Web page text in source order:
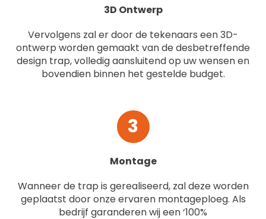
3D Ontwerp
Vervolgens zal er door de tekenaars een 3D-
ontwerp worden gemaakt van de desbetreffende
design trap, volledig aansluitend op uw wensen en
bovendien binnen het gestelde budget.
3
Montage
Wanneer de trap is gerealiseerd, zal deze worden
geplaatst door onze ervaren montageploeg. Als
bedrijf garanderen wij een ‘100%